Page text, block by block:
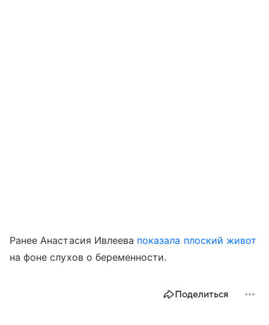
Ранее Анастасия Ивлеева показала плоский живот
на фоне слухов о беременности.
Поделиться